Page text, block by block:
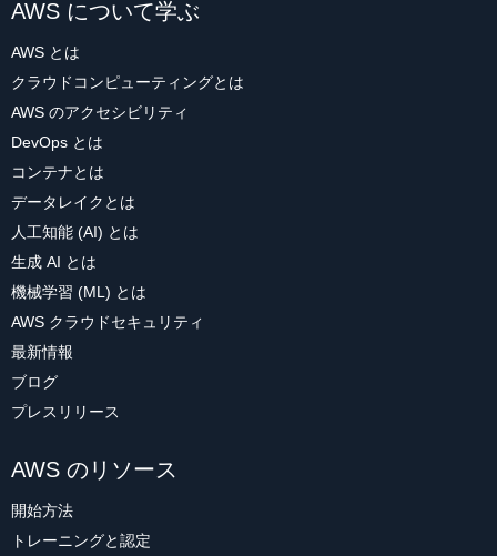
AWS について学ぶ
AWS とは
クラウドコンピューティングとは
AWS のアクセシビリティ
DevOps とは
コンテナとは
データレイクとは
人工知能 (AI) とは
生成 AI とは
機械学習 (ML) とは
AWS クラウドセキュリティ
最新情報
ブログ
プレスリリース
AWS のリソース
開始方法
トレーニングと認定